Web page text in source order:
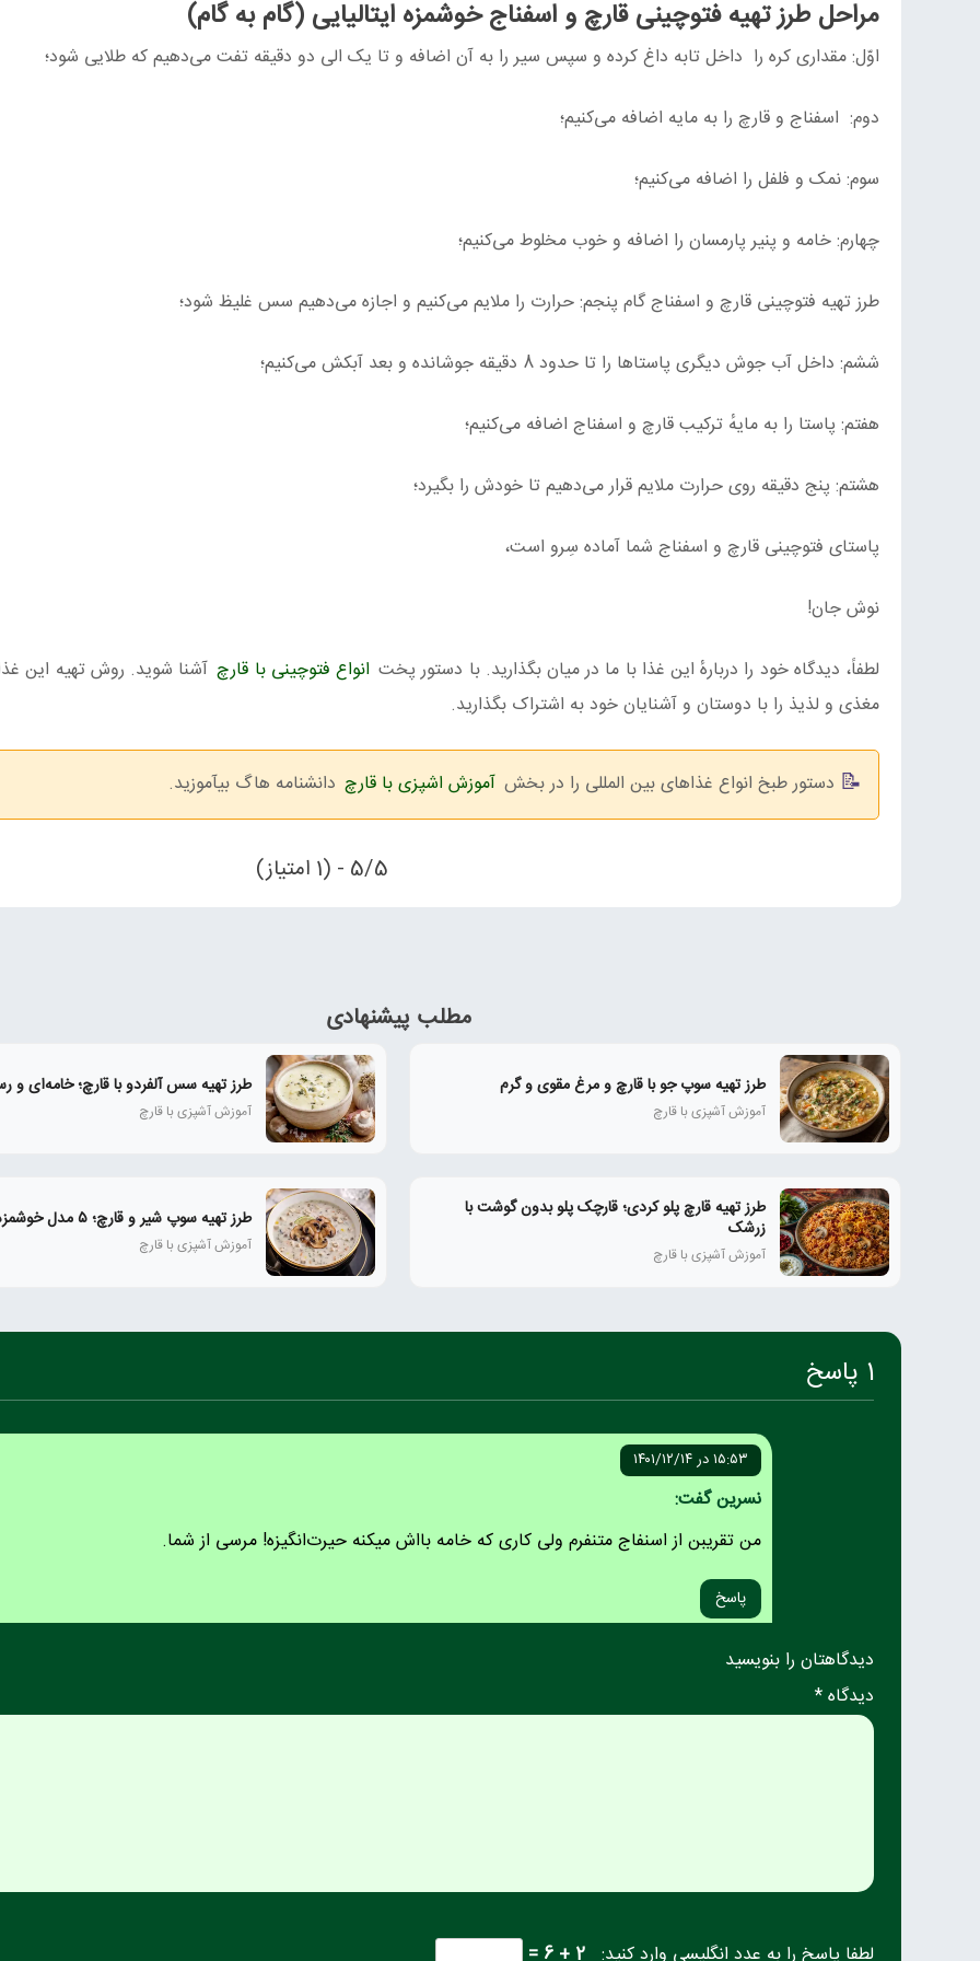
مراحل طرز تهیه فتوچینی قارچ و اسفناج خوشمزه ایتالیایی (گام به گام)
اوّل: مقداری کره را داخل تابه داغ کرده و سپس سیر را به آن اضافه و تا یک الی دو دقیقه تفت می‌دهیم که طلایی شود؛
دوم: اسفناج و قارچ‌ را به مایه اضافه می‌کنیم؛
سوم: نمک و فلفل را اضافه می‌کنیم؛
چهارم: خامه و پنیر پارمسان را اضافه و خوب مخلوط می‌کنیم؛
طرز تهیه فتوچینی قارچ و اسفناج گام پنجم: حرارت را ملایم می‌کنیم و اجازه می‌دهیم سس غلیظ شود؛
ششم: داخل آب جوش دیگری پاستاها را تا حدود 8 دقیقه جوشانده و بعد آبکش می‌کنیم؛
هفتم: پاستا را به مایهٔ ترکیب قارچ و اسفناج اضافه می‌کنیم؛
هشتم: پنج دقیقه روی حرارت ملایم قرار می‌دهیم تا خودش را بگیرد؛
پاستای فتوچینی قارچ و اسفناج شما آماده سِرو است،
نوش جان!
لطفاً، دیدگاه خود را دربارهٔ این غذا با ما در میان بگذارید. با دستور پخت انواع فتوچینی با قارچ آشنا شوید. روش تهیه این
مغذی و لذیذ را با دوستان و آشنایان خود به اشتراک بگذارید.
دستور طبخ انواع غذاهای بین المللی را در بخش آموزش اشپزی با قارچ دانشنامه هاگ بیآموزید.
5/5 - (1 امتیاز)
مطلب پیشنهادی
طرز تهیه سوپ جو با قارچ و مرغ مقوی و گرم
آموزش آشپزی با قارچ
طرز تهیه سس آلفردو با قارچ؛ خامه‌ای و
آموزش آشپزی با قارچ
طرز تهیه قارچ پلو کردی؛ قارچک پلو بدون گوشت با
زرشک
آموزش آشپزی با قارچ
طرز تهیه سوپ شیر و قارچ؛ ۵ مدل خوشمزه و رستورانی
آموزش آشپزی با قارچ
1 پاسخ
۱۵:۵۳ در ۱۴۰۱/۱۲/۱۴
نسرین گفت:
من تقریبن از اسنفاج متنفرم ولی کاری که خامه بااش میکنه حیرت‌انگیزه! مرسی از شما.
پاسخ
دیدگاهتان را بنویسید
دیدگاه *
لطفا پاسخ را به عدد انگلیسی وارد کنید: 2 + 6 =